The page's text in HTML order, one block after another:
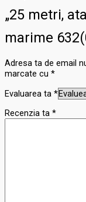
„25 metri,
marime
Adresa ta de email
marcate cu *
Evaluarea ta *
Recenzia ta *